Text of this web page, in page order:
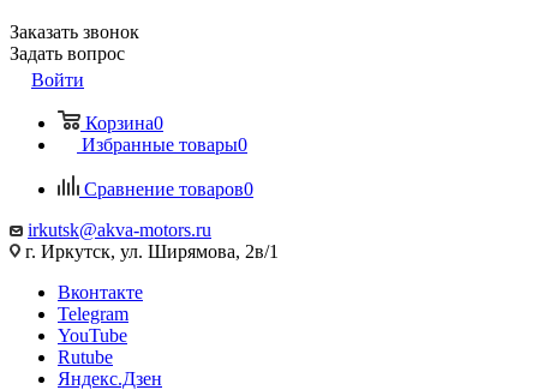
Заказать звонок
Задать вопрос
Войти
Корзина0
Избранные товары0
Сравнение товаров0
irkutsk@akva-motors.ru
г. Иркутск, ул. Ширямова, 2в/1
Вконтакте
Telegram
YouTube
Rutube
Яндекс.Дзен